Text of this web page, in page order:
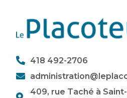
418 492-2706
409, rue Taché à